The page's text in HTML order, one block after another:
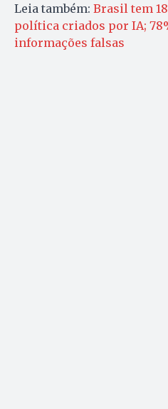
Leia também: Brasil tem
política criados por IA;
informações falsas